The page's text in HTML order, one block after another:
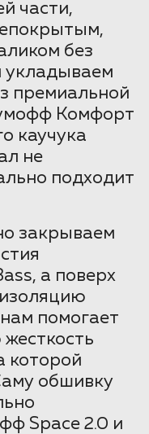
части,
без
укладываем
премиальной
Комфорт
каучука
не
подходит
закрываем
а поверх
помогает
которой
обшивку
Space 2.0 и